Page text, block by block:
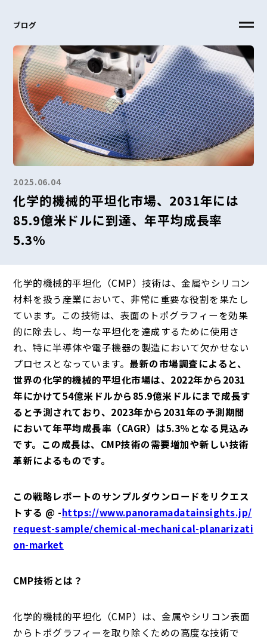
ブログ
2025.06.04
化学的機械的平坦化市場、2031年には
85.9億米ドルに到達、年平均成長率
5.3%
化学的機械的平坦化（CMP）技術は、金属やシリコン
材料を扱う産業において、非常に重要な役割を果たし
ています。この技術は、表面のトポグラフィーを効果
的に除去し、均一な平坦化を達成するために使用さ
れ、特に半導体や電子機器の製造において欠かせない
プロセスとなっています。 最新の市場調査によると、
世界の化学的機械的平坦化市場は、2022年から2031
年にかけて54億米ドルから85.9億米ドルにまで成長す
ると予測されており、2023年から2031年の予測期間
において年平均成長率（CAGR）は5.3％となる見込み
です。この成長は、CMP技術の需要増加や新しい技術
革新によるものです。
この戦略レポートのサンプルダウンロードをリクエス
トする @ -https://www.panoramadatainsights.jp/
request-sample/chemical-mechanical-planarizati
on-market
CMP技術とは？
化学的機械的平坦化（CMP）は、金属やシリコン表面
からトポグラフィーを取り除くための高度な技術で